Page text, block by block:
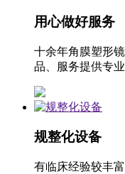
用心做好服务
十余年角膜塑形
品、服务提供专
规整化设备
有临床经验较丰